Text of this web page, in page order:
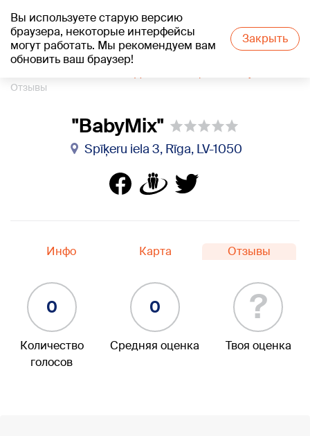
Вы используете старую версию
браузера, некоторые интерфейсы
могут работать. Мы рекомендуем вам
обновить ваш браузер!
Закрыть
+27°C
Отзывы
"BabyMix"
Spīķeru iela 3, Rīga, LV-1050
Инфо Карта Отзывы
0
Количество
голосов
0
Средняя оценка
?
Твоя оценка